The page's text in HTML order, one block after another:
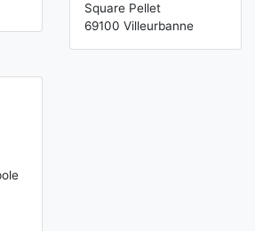
Square Pellet
69100 Villeurbanne